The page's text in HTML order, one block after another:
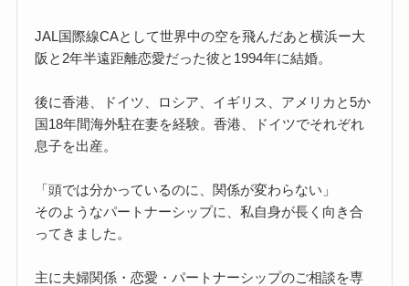
JAL国際線CAとして世界中の空を飛んだあと横浜ー大
阪と2年半遠距離恋愛だった彼と1994年に結婚。
後に香港、ドイツ、ロシア、イギリス、アメリカと5か
国18年間海外駐在妻を経験。香港、ドイツでそれぞれ
息子を出産。
「頭では分かっているのに、関係が変わらない」
そのようなパートナーシップに、私自身が長く向き合
ってきました。
主に夫婦関係・恋愛・パートナーシップのご相談を専